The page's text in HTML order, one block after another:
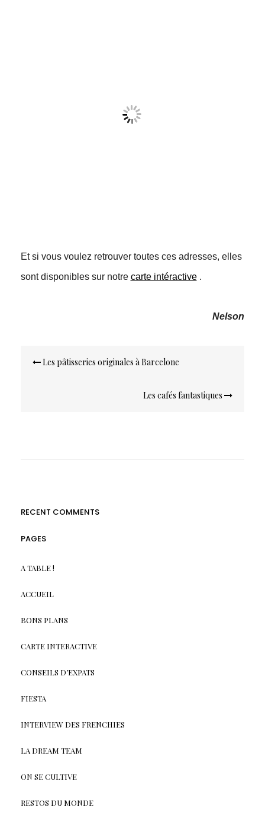
Et si vous voulez retrouver toutes ces adresses, elles
sont disponibles sur notre carte intéractive.
Nelson
Navigation
de Les pâtisseries originales à Barcelone
Les cafés fantastiques
RECENT COMMENTS
PAGES
A TABLE !
ACCUEIL
BONS PLANS
CARTE INTERACTIVE
CONSEILS D’EXPATS
FIESTA
INTERVIEW DES FRENCHIES
LA DREAM TEAM
ON SE CULTIVE
RESTOS DU MONDE